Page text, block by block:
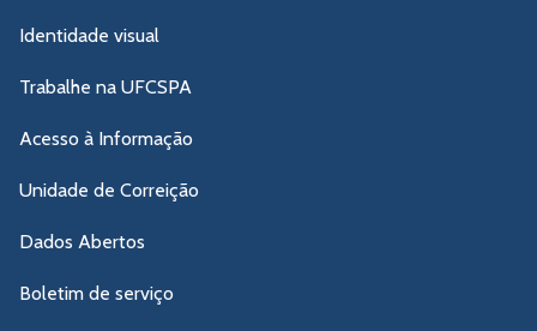
Identidade visual
Trabalhe na UFCSPA
Acesso à Informação
Unidade de Correição
Dados Abertos
Boletim de serviço